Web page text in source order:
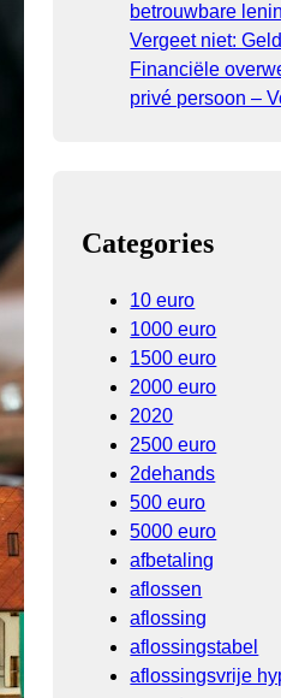
betrouwbare
Vergeet niet:
Financiële
privé persoon –
Categories
10 euro
1000 euro
1500 euro
2000 euro
2020
2500 euro
2dehands
500 euro
5000 euro
afbetaling
aflossen
aflossing
aflossingstabel
aflossingsvrije